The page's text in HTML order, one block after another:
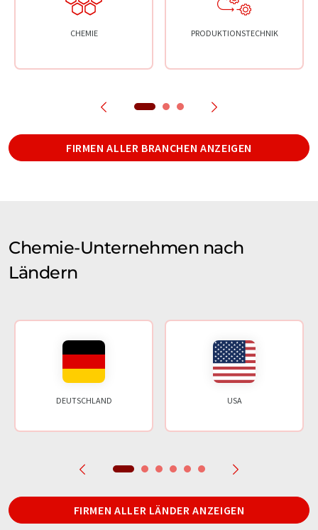
CHEMIE PRODUKTIONSTECHNIK
FIRMEN ALLER BRANCHEN ANZEIGEN
Chemie-Unternehmen nach
Ländern
DEUTSCHLAND USA
FIRMEN ALLER LÄNDER ANZEIGEN